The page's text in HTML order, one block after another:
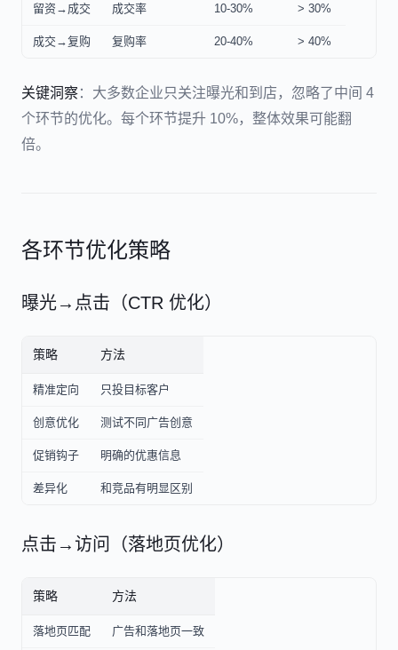
留资→成交 成交率 10-30% > 30%
成交→复购 复购率 20-40% > 40%
关键洞察：大多数企业只关注曝光和到店，忽略了中间 4
个环节的优化。每个环节提升 10%，整体效果可能翻
倍。
各环节优化策略
曝光→点击（CTR 优化）
策略 方法
精准定向 只投目标客户
创意优化 测试不同广告创意
促销钩子 明确的优惠信息
差异化 和竞品有明显区别
点击→访问（落地页优化）
策略 方法
落地页匹配 广告和落地页一致